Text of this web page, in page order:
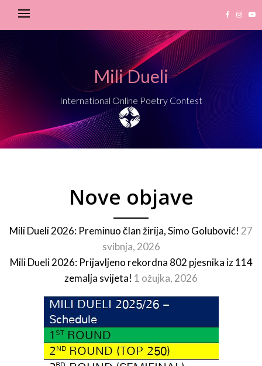
Mili Dueli
International Online Poetry Contest
Nove objave
Mili Dueli 2026: Preminuo član žirija, Simo Golubović! 27
svibnja, 2026
Mili Dueli 2026: Prijavljeno rekordna 802 pjesnika iz 114
zemalja svijeta! 1 ožujka, 2026